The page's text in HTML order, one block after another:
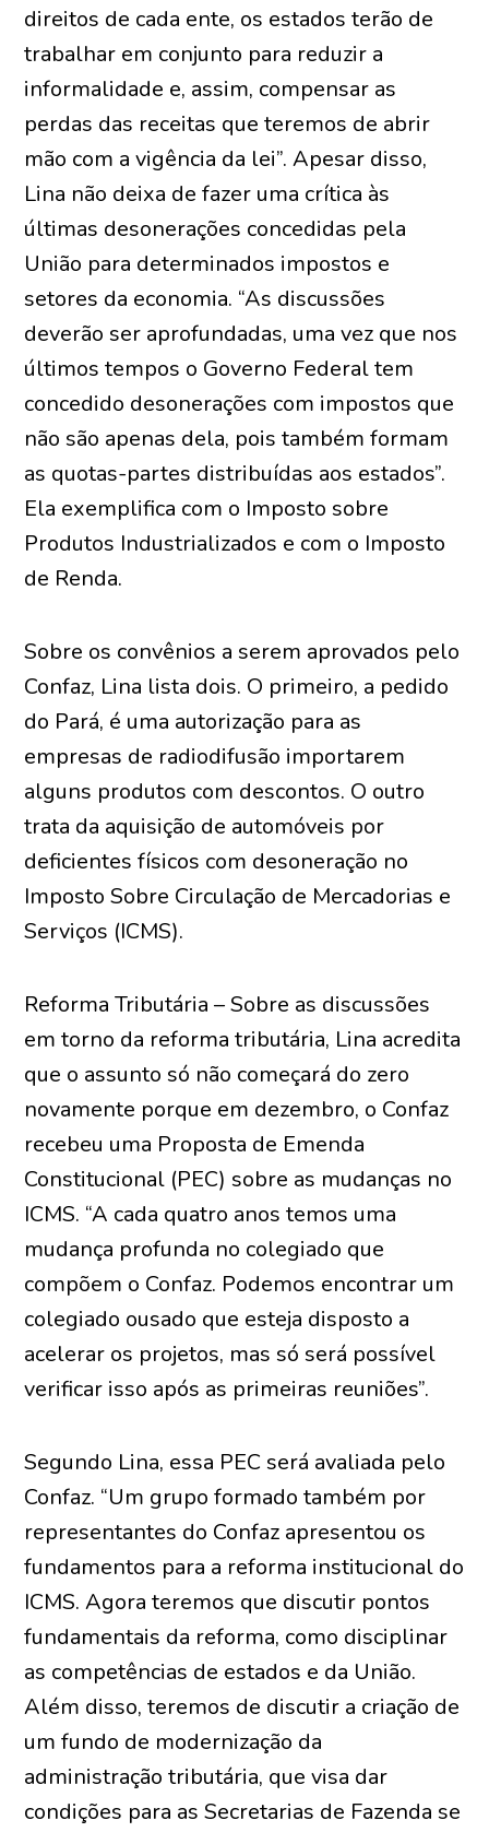
direitos de cada ente, os estados terão de
trabalhar em conjunto para reduzir a
informalidade e, assim, compensar as
perdas das receitas que teremos de abrir
mão com a vigência da lei”. Apesar disso,
Lina não deixa de fazer uma crítica às
últimas desonerações concedidas pela
União para determinados impostos e
setores da economia. “As discussões
deverão ser aprofundadas, uma vez que nos
últimos tempos o Governo Federal tem
concedido desonerações com impostos que
não são apenas dela, pois também formam
as quotas-partes distribuídas aos estados”.
Ela exemplifica com o Imposto sobre
Produtos Industrializados e com o Imposto
de Renda.
Sobre os convênios a serem aprovados pelo
Confaz, Lina lista dois. O primeiro, a pedido
do Pará, é uma autorização para as
empresas de radiodifusão importarem
alguns produtos com descontos. O outro
trata da aquisição de automóveis por
deficientes físicos com desoneração no
Imposto Sobre Circulação de Mercadorias e
Serviços (ICMS).
Reforma Tributária – Sobre as discussões
em torno da reforma tributária, Lina acredita
que o assunto só não começará do zero
novamente porque em dezembro, o Confaz
recebeu uma Proposta de Emenda
Constitucional (PEC) sobre as mudanças no
ICMS. “A cada quatro anos temos uma
mudança profunda no colegiado que
compõem o Confaz. Podemos encontrar um
colegiado ousado que esteja disposto a
acelerar os projetos, mas só será possível
verificar isso após as primeiras reuniões”.
Segundo Lina, essa PEC será avaliada pelo
Confaz. “Um grupo formado também por
representantes do Confaz apresentou os
fundamentos para a reforma institucional do
ICMS. Agora teremos que discutir pontos
fundamentais da reforma, como disciplinar
as competências de estados e da União.
Além disso, teremos de discutir a criação de
um fundo de modernização da
administração tributária, que visa dar
condições para as Secretarias de Fazenda se